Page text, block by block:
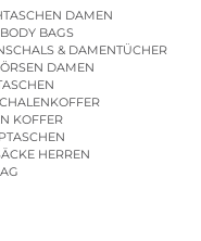
DAMEN
BAGS
& DAMENTÜCHER
DAMEN
KOFFER
HERREN